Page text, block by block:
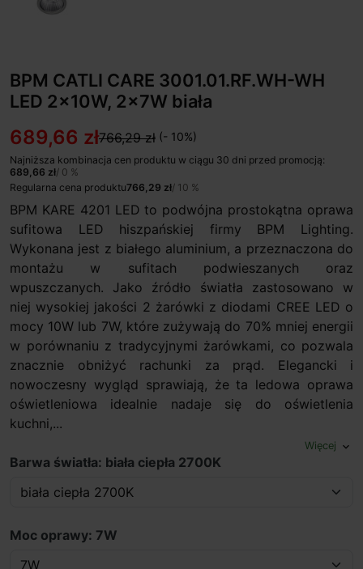
BPM CATLI CARE 3001.01.RF.WH-WH
LED 2x10W, 2x7W biała
689,66 zł766,29 zł (- 10%)
Najniższa kombinacja cen produktu w ciągu 30 dni przed promocją:
689,66 zł/ 0 %
Regularna cena produktu766,29 zł/ 10 %
BPM KARE 4201 LED to podwójna prostokątna oprawa
sufitowa LED hiszpańskiej firmy BPM Lighting.
Wykonana jest z białego aluminium, a przeznaczona do
montażu w sufitach podwieszanych oraz
wpuszczanych. Jako źródło światła zastosowano w
niej wysokiej jakości 2 żarówki z diodami CREE LED o
mocy 10W lub 7W, które zużywają do 70% mniej energii
w porównaniu z tradycyjnymi żarówkami, co pozwala
znacznie obniżyć rachunki za prąd. Elegancki i
nowoczesny wygląd sprawiają, że ta ledowa oprawa
oświetleniowa idealnie nadaje się do oświetlenia
kuchni,...
Więcej expand_more
Barwa światła: biała ciepła 2700K
Moc oprawy: 7W